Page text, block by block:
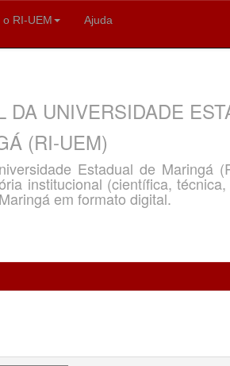
o RI-UEM Ajuda
UNIVERSIDADE
(RI-UEM)
Estadual de Maringá
institucional (científica,
em formato digital.